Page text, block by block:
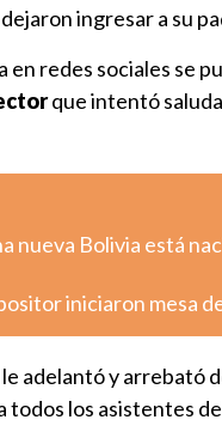
ingresar a su
en redes sociales se
que intentó
nueva Bolivia está
iniciaron mesa
adelantó y arrebató
todos los asistentes